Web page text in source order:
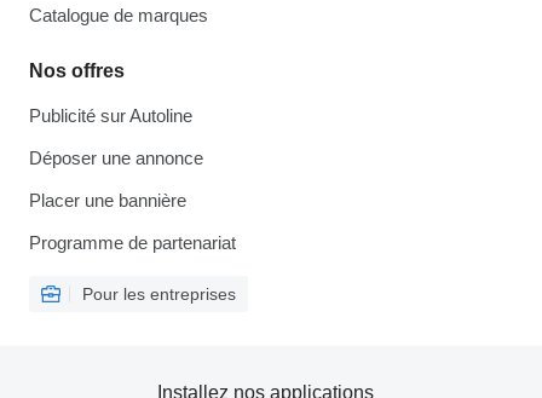
Catalogue de marques
Nos offres
Publicité sur Autoline
Déposer une annonce
Placer une bannière
Programme de partenariat
Pour les entreprises
Installez nos applications